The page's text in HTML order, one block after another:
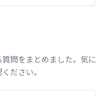
問をまとめました。気に
ださい。